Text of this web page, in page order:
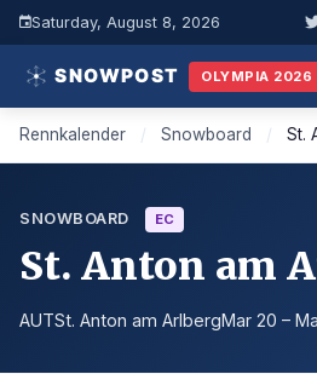
Saturday, August 8, 2026
OLYMPIA 2026
Rennkalender / Snowboard / St.
SNOWBOARD EC
St. Anton am
AUTSt. Anton am ArlbergMar 20 –